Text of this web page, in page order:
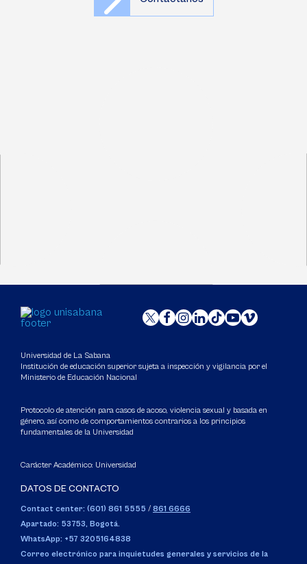
Universidad de La Sabana
Institución de educación superior sujeta a inspección y vigilancia por el
Ministerio de Educación Nacional
Protocolo de atención para casos de acoso, violencia sexual y basada en
género, así como de comportamientos contrarios a los principios
fundamentales de la Universidad
Carácter Académico: Universidad
DATOS DE CONTACTO
Contact center: (601) 861 5555 / 861 6666
Apartado: 53753, Bogotá.
WhatsApp: +57 3205164838
Correo electrónico para inquietudes generales y servicios de la